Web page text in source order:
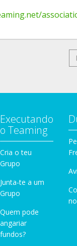
Executando
o Teaming
Cria o teu
Grupo
Junta-te a um
Grupo
Quem pode
angariar
fundos?